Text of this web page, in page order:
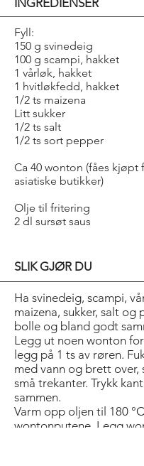
INGREDIENSER
Fyll:
150 g svinedeig
100 g scampi, hakket
1 vårløk, hakket
1 hvitløkfedd, hakket
1/2 ts maizena
Litt sukker
1/2 ts salt
1/2 ts sort pepper
Ca 40 wonton (fåes kjøpt
asiatiske butikker)
Olje til fritering
2 dl sursøt saus
SLIK GJØR DU
Ha svinedeig, scampi,
maizena, sukker, salt og
bolle og bland godt
Legg ut noen wonton
legg på 1 ts av røren.
med vann og brett over,
små trekanter. Trykk
sammen.
Varm opp oljen til 180
wontonputene. Legg